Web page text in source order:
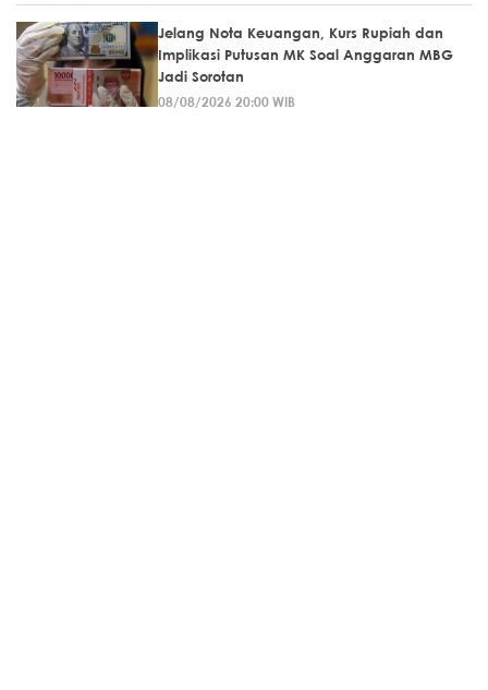
Jelang Nota Keuangan, Kurs Rupiah dan
Implikasi Putusan MK Soal Anggaran MBG
Jadi Sorotan
08/08/2026 20:00 WIB